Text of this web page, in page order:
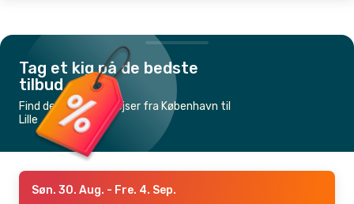
Tag et kig på de bedste
tilbud
Find de billigste flyrejser fra København til
Lille
Søn. 30. Aug. - Fre. 4. Sep.